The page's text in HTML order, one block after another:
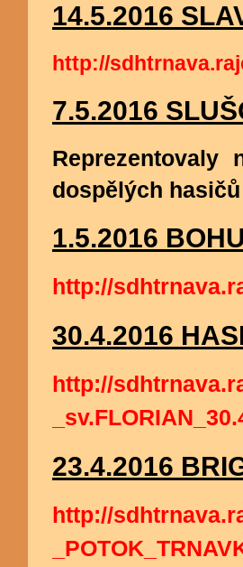
14.5.2016
http://
7.5.2016
dospělých
1.5.2016
http://
30.4.2016
http://
23.4.2016
http://